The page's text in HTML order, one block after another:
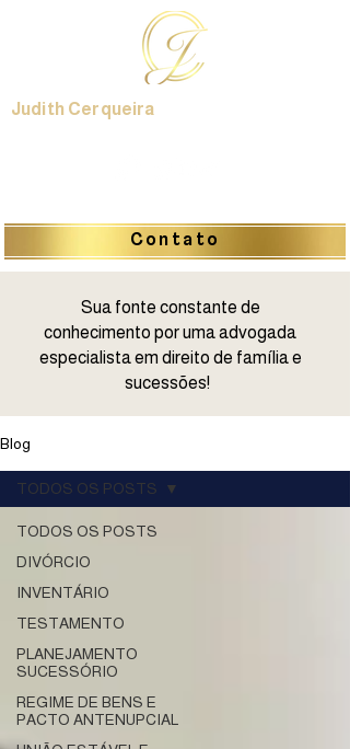
Contato
Judith Cerqueira
Sua fonte constante de
conhecimento por uma advogada
especialista em direito de família e
sucessões!
Blog
TODOS OS POSTS
DIVÓRCIO
INVENTÁRIO
TESTAMENTO
PLANEJAMENTO
SUCESSÓRIO
REGIME DE BENS E
PACTO ANTENUPCIAL
TODOS OS POSTS